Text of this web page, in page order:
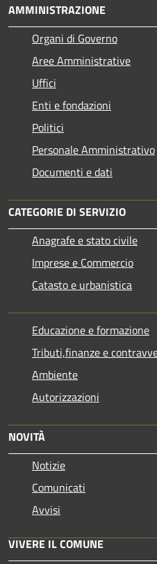
AMMINISTRAZIONE
Organi di Governo
Aree Amministrative
Uffici
Enti e fondazioni
Politici
Personale Amministrativo
Documenti e dati
CATEGORIE DI SERVIZIO
Anagrafe e stato civile
Imprese e Commercio
Catasto e urbanistica
Educazione e formazione
Tributi,finanze e
Ambiente
Autorizzazioni
NOVITÀ
Notizie
Comunicati
Avvisi
VIVERE IL COMUNE